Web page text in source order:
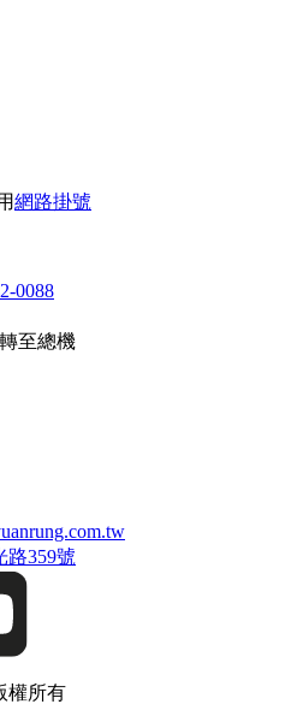
網路掛號
0088
至總機
路359號
權所有